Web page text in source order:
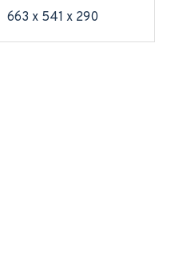
663 x 541 x 290